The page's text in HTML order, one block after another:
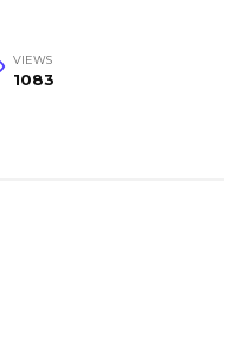
VIEWS
1083